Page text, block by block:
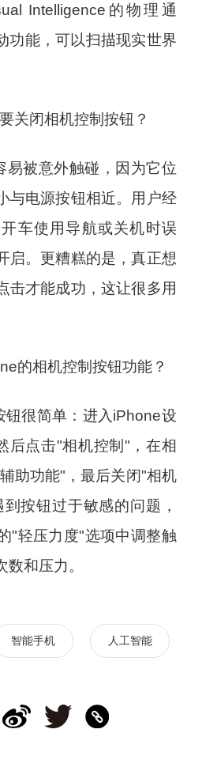
Intelligence的物理通
功能，可以扫描现实世界
关闭相机控制按钮？
易被意外触碰，因为它位
与电源按钮相近。用户经
车使用导航或关机时误
启。更糟糕的是，真正想
击才能成功，这让很多用
的相机控制按钮功能？
钮很简单：进入iPhone设
后点击"相机控制"，在相
助功能"，最后关闭"相机
按钮过于敏感的问题，
"轻压力度"选项中调整触
和压力。
智能手机 人工智能